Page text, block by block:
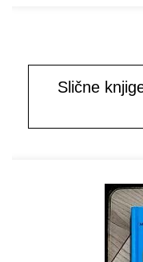
Slične